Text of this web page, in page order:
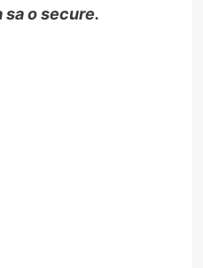
sa o secure.